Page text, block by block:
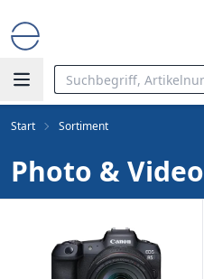
Start Sortiment
Photo & Video